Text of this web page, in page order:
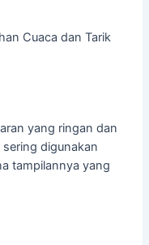
Cuaca dan Tarik
yang ringan dan
digunakan
tampilannya yang